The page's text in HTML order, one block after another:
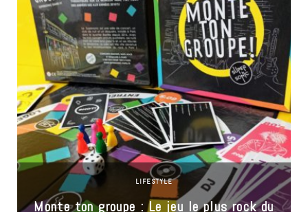
LIFESTYLE
Monte ton groupe : Le jeu le plus rock du